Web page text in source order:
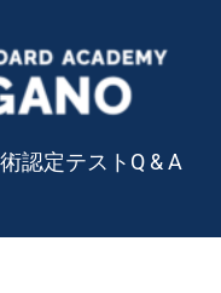
認定テスト Q & A